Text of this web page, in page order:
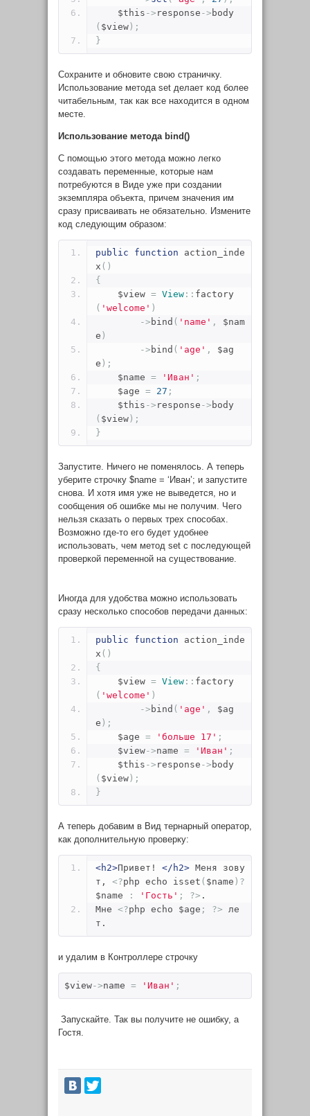
    $this
-> response -> body
( $view );
}
Сохраните и обновите свою страничку.
Использование метода set делает код более
читабельным, так как все находится в одном
месте.
Использование метода bind()
С помощью этого метода можно легко
создавать переменные, которые нам
потребуются в Виде уже при создании
экземпляра объекта, причем значения им
сразу присваивать не обязательно. Измените
код следующим образом:
public function action_inde
x ()
{
    $view
= View :: factory
( 'welcome' )
-> bind ( 'name' ,
$nam
e )
-> bind ( 'age' ,
$ag
e );
    $name
= 'Иван' ;
    $age
= 27 ;
    $this
-> response -> body
( $view );
}
Запустите. Ничего не поменялось. А теперь
уберите строчку $name = ‘Иван’; и запустите
снова. И хотя имя уже не выведется, но и
сообщения об ошибке мы не получим. Чего
нельзя сказать о первых трех способах.
Возможно где-то его будет удобнее
использовать, чем метод set с последующей
проверкой переменной на существование.
Иногда для удобства можно использовать
сразу несколько способов передачи данных:
public function action_inde
x ()
{
    $view
= View :: factory
( 'welcome' )
-> bind ( 'age' ,
$ag
e );
    $age
= 'больше 17' ;
    $view
->name = 'Иван' ;
    $this
-> response -> body
( $view );
}
А теперь добавим в Вид тернарный оператор,
как дополнительную проверку:
<h2>Привет! </h2> Меня зову
т, <?php echo isset ( $name )?
$name
: 'Гость' ; ?> .
Мне <?php echo $age ; ?> ле
т.
и удалим в Контроллере строчку
$view->name = 'Иван' ;
Запускайте. Так вы получите не ошибку, а
Гостя.